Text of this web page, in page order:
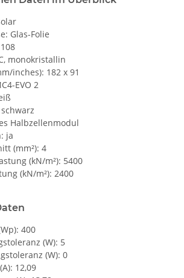
Glas-Folie
monokristallin
inches): 182 x 91
EVO 2
Halbzellenmodul
ja
(mm²): 4
(kN/m²): 5400
(kN/m²): 2400
400
(W): 5
(W): 0
12,09